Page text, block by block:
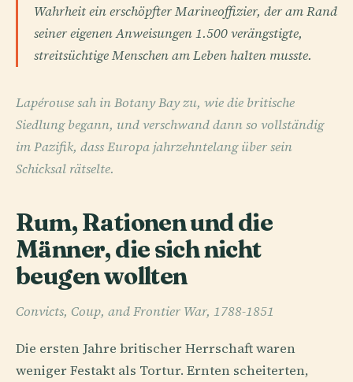
Wahrheit ein erschöpfter Marineoffizier, der am Rand
seiner eigenen Anweisungen 1.500 verängstigte,
streitsüchtige Menschen am Leben halten musste.
Lapérouse sah in Botany Bay zu, wie die britische
Siedlung begann, und verschwand dann so vollständig
im Pazifik, dass Europa jahrzehntelang über sein
Schicksal rätselte.
Rum, Rationen und die
Männer, die sich nicht
beugen wollten
Convicts, Coup, and Frontier War, 1788-1851
Die ersten Jahre britischer Herrschaft waren
weniger Festakt als Tortur. Ernten scheiterten,